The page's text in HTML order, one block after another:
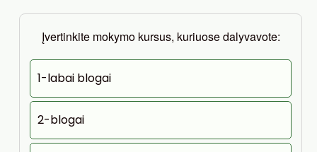
Įvertinkite mokymo kursus, kuriuose dalyvavote:
1-labai blogai
2-blogai